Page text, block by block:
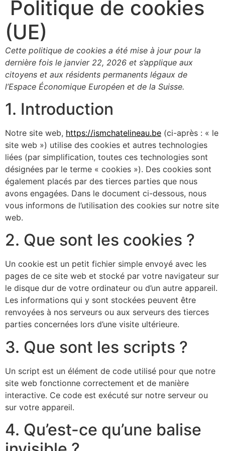
Politique de cookies
(UE)
Cette politique de cookies a été mise à jour pour la
dernière fois le janvier 22, 2026 et s’applique aux
citoyens et aux résidents permanents légaux de
l’Espace Économique Européen et de la Suisse.
1. Introduction
Notre site web, https://ismchatelineau.be (ci-après : « le
site web ») utilise des cookies et autres technologies
liées (par simplification, toutes ces technologies sont
désignées par le terme « cookies »). Des cookies sont
également placés par des tierces parties que nous
avons engagées. Dans le document ci-dessous, nous
vous informons de l’utilisation des cookies sur notre site
web.
2. Que sont les cookies ?
Un cookie est un petit fichier simple envoyé avec les
pages de ce site web et stocké par votre navigateur sur
le disque dur de votre ordinateur ou d’un autre appareil.
Les informations qui y sont stockées peuvent être
renvoyées à nos serveurs ou aux serveurs des tierces
parties concernées lors d’une visite ultérieure.
3. Que sont les scripts ?
Un script est un élément de code utilisé pour que notre
site web fonctionne correctement et de manière
interactive. Ce code est exécuté sur notre serveur ou
sur votre appareil.
4. Qu’est-ce qu’une balise